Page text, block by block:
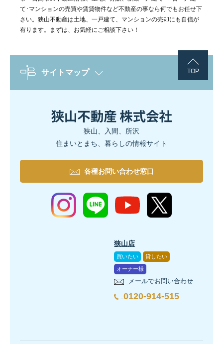
て･マンションの売買や賃貸物件など不動産の事なら何でもお任せ下
さい。狭山不動産は土地、一戸建て、マンションの売却にも自信が
有ります。まずは、お気軽にご相談下さい！
TOP
サイトマップ
狭山、入間、所沢
住まいとまち、暮らしの情報サイト
各種お問い合わせ窓口
狭山店
買いたい 貸したい
オーナー様
メールでお問い合わせ
0120-914-515